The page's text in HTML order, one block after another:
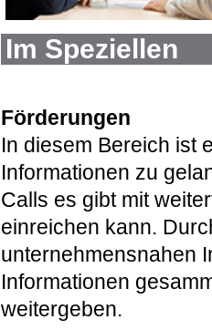
Im Speziellen
Förderungen
In diesem Bereich ist
Informationen zu
Calls es gibt mit
einreichen kann.
unternehmensnahen
Informationen
weitergeben.